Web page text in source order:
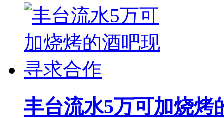
丰台流水5万可加烧烤